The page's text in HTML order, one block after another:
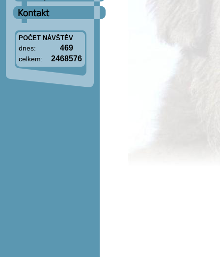
POČET NÁVŠTĚV
dnes: 469
celkem: 2468576